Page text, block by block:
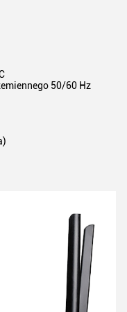
50/60 Hz